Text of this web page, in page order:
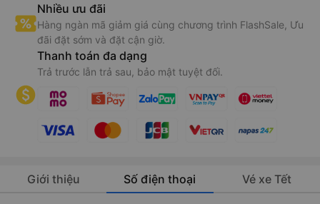
Nhiều ưu đãi
Hàng ngàn mã giảm giá cùng chương trình FlashSale, Ưu
đãi đặt sớm và đặt cận giờ.
Thanh toán đa dạng
Trả trước lẫn trả sau, bảo mật tuyệt đối.
Giới thiệu Số điện thoại Vé xe Tết